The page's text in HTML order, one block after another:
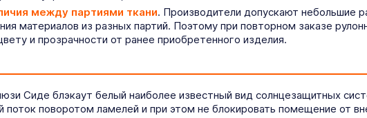
между партиями ткани. Производители допускают небольшие
материалов из разных партий. Поэтому при повторном заказе
и прозрачности от ранее приобретенного изделия.
Сиде блэкаут белый наиболее известный вид солнцезащитных
поток поворотом ламелей и при этом не блокировать помещение от